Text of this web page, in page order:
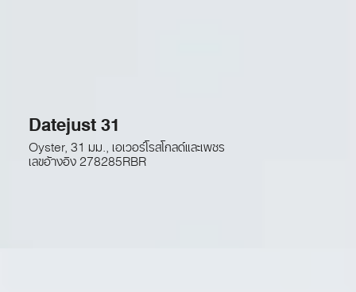
Datejust 31
Oyster, 31 มม., เอเวอร์โรสโกลด์และเพชร
เลขอ้างอิง278285RBR